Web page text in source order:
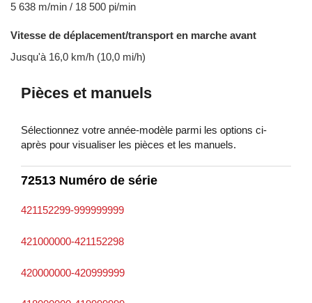
5 638 m/min / 18 500 pi/min
Vitesse de déplacement/transport en marche avant
Jusqu'à 16,0 km/h (10,0 mi/h)
Pièces et manuels
Sélectionnez votre année-modèle parmi les options ci-
après pour visualiser les pièces et les manuels.
72513 Numéro de série
421152299-999999999
421000000-421152298
420000000-420999999